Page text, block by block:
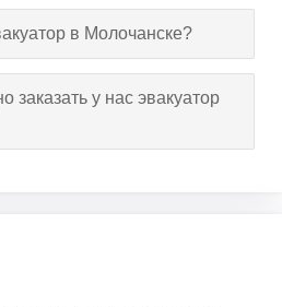
в Молочанске?
заказать у нас эвакуатор